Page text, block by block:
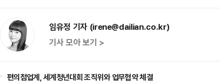
임유정 기자 (irene@dailian.co.kr)
기사 모아 보기 >
편의점업계, 세계청년대회 조직위와 업무협약 체결